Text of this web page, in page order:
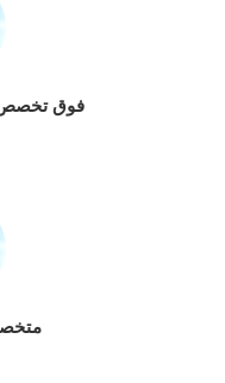
فوق